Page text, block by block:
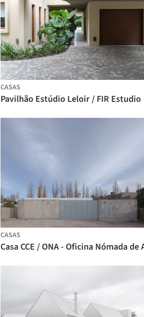
CASAS
Pavilhão Estúdio Leloir / FIR Estudio
CASAS